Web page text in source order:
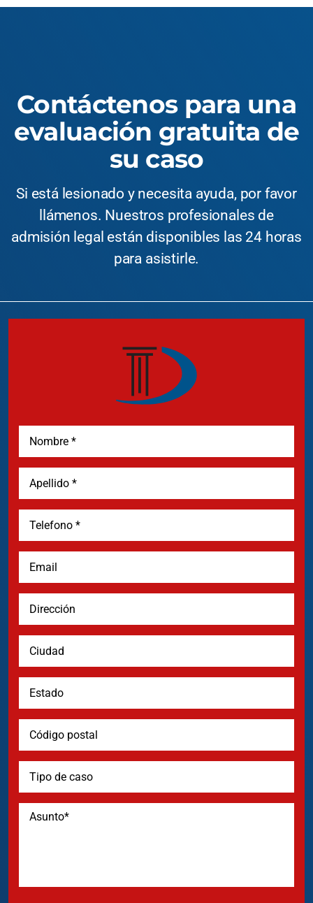
Contáctenos para una
evaluación gratuita de
su caso
Si está lesionado y necesita ayuda, por favor
llámenos. Nuestros profesionales de
admisión legal están disponibles las 24 horas
para asistirle.